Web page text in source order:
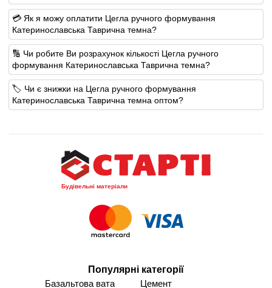
💳 Як я можу оплатити Цегла ручного формування
Катеринославська Таврична темна?
🔢 Чи робите Ви розрахунок кількості Цегла ручного
формування Катеринославська Таврична темна?
🏷️ Чи є знижки на Цегла ручного формування
Катеринославська Таврична темна оптом?
Будівельні матеріали
Популярні категорії
Базальтова вата
Цемент